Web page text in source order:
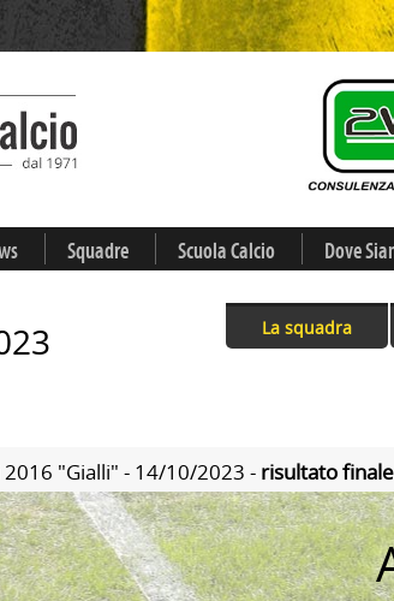
Squadre Scuola Calcio Dove
La squadra
2016 "Gialli" - 14/10/2023 - risultato finale